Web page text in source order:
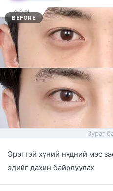
BEFORE
Зураг
Эрэгтэй хүний нүдний мэс
эдийг дахин байрлуулах